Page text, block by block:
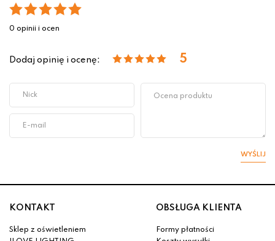
0 opinii i ocen
Dodaj opinię i ocenę: 5
WYŚLIJ
KONTAKT
Sklep z oświetleniem
OBSŁUGA KLIENTA
Formy płatności